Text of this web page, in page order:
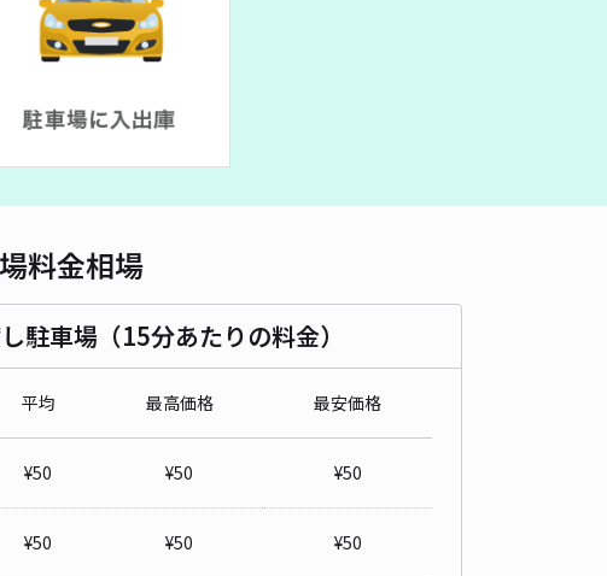
料金相場
駐車場（15分あたりの料金）
平均 最高価格 最安価格
¥50 ¥50 ¥50
¥50 ¥50 ¥50